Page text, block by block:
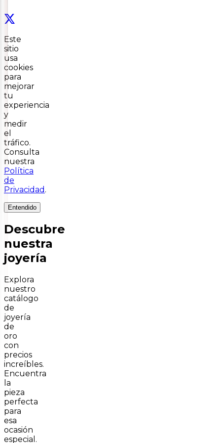
Este
sitio
usa
cookies
para
mejorar
tu
experiencia
y
medir
el
tráfico.
Consulta
nuestra
Política
de
Privacidad .
Entendido
Descubre
nuestra
joyería
Explora
nuestro
catálogo
de
joyería
de
oro
con
precios
increíbles.
Encuentra
la
pieza
perfecta
para
esa
ocasión
especial.